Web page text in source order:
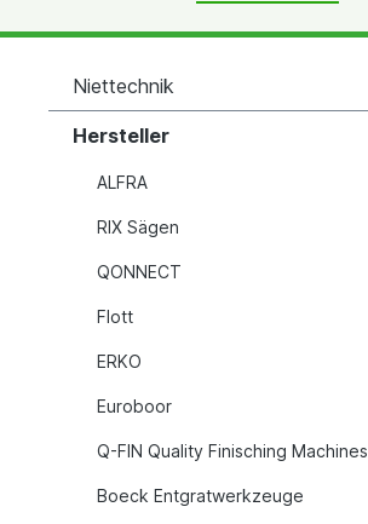
Niettechnik
Hersteller
ALFRA
RIX Sägen
QONNECT
Flott
ERKO
Euroboor
Q-FIN Quality Finisching Machines
Boeck Entgratwerkzeuge